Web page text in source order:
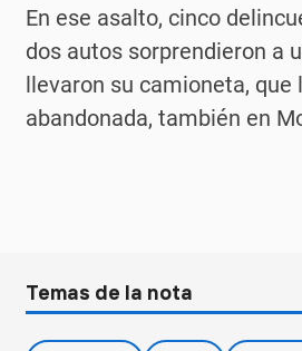
En ese asalto, cinco
dos autos sorprendieron a
llevaron su camioneta, que
abandonada, también en
Temas de la nota